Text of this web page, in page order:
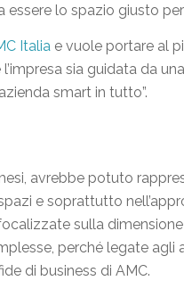
essere lo spazio giusto
Italia e vuole portare al
sia guidata da
smart in tutto”.
avrebbe potuto
e soprattutto
sulla
perché legate
di business di AMC.